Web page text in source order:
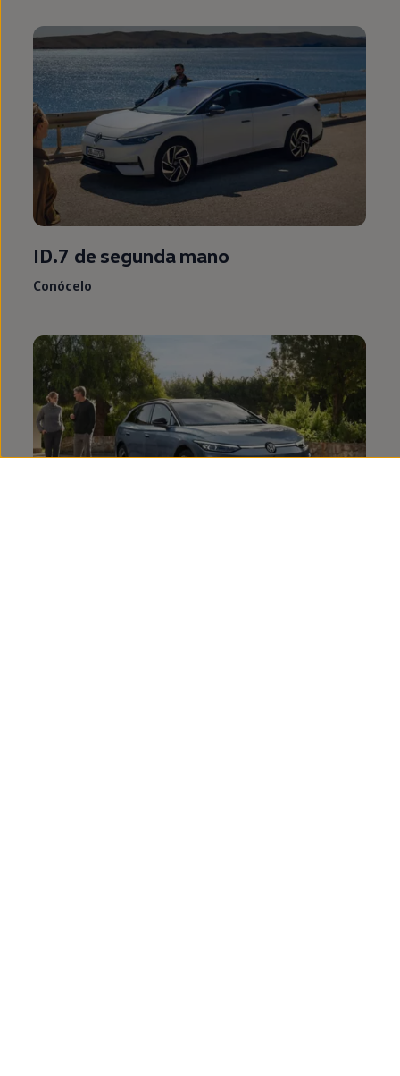
ID.7 de segundamano
Conócelo